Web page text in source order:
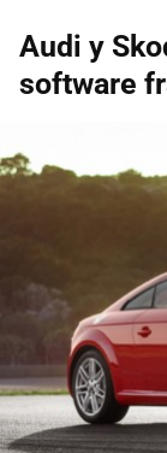
Audi y
software